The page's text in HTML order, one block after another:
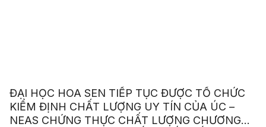
ĐẠI HỌC HOA SEN TIẾP TỤC ĐƯỢC TỔ CHỨC
KIỂM ĐỊNH CHẤT LƯỢNG UY TÍN CỦA ÚC –
NEAS CHỨNG THỰC CHẤT LƯỢNG CHƯƠNG